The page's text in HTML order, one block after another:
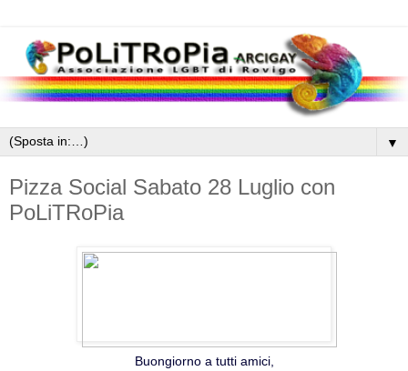
▼
Pizza Social Sabato 28 Luglio con
PoLiTRoPia
Buongiorno a tutti amici,